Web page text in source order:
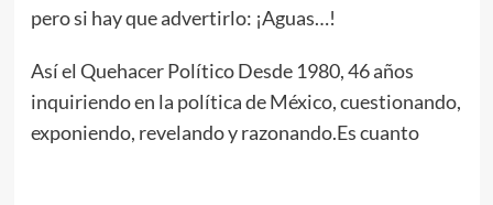
pero si hay que advertirlo: ¡Aguas…!
Así el Quehacer Político Desde 1980, 46 años
inquiriendo en la política de México, cuestionando,
exponiendo, revelando y razonando.Es cuanto